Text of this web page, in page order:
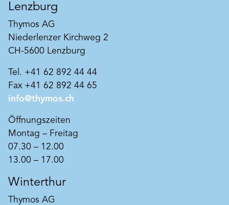
Lenzburg
Thymos AG
Niederlenzer Kirchweg 2
CH-5600 Lenzburg
Tel. +41 62 892 44 44
Fax +41 62 892 44 65
info@thymos.ch
Öffnungszeiten
Montag – Freitag
07.30 – 12.00
13.00 – 17.00
Winterthur
Thymos AG